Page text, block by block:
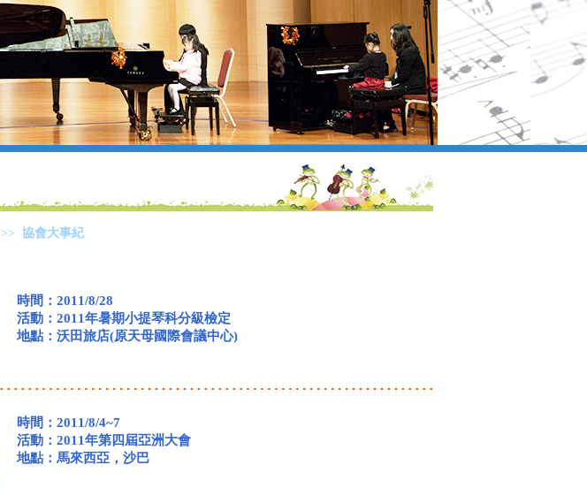
>> 協會大事紀
時間：2011/8/28
活動：2011年暑期小提琴科分級檢定
地點：沃田旅店(原天母國際會議中心)
時間：2011/8/4~7
活動：2011年第四屆亞洲大會
地點：馬來西亞，沙巴